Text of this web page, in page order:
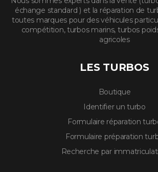
échange standard ) et la réparation de
toutes marques pour des véhicules
compétition, turbos marins, turbos
agricoles
LES TURBOS
Boutique
Identifier un turbo
Formulaire réparation
Formulaire préparation
Recherche par